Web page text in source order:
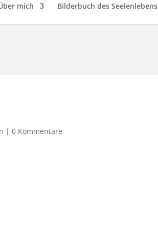
mich Bilderbuch des Seelenlebens
|0 Kommentare